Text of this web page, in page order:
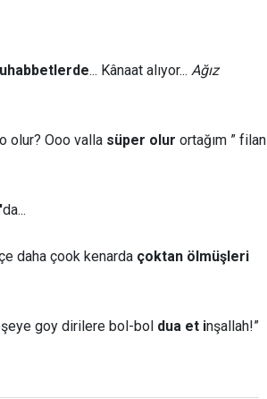
... Kânaat alıyor... Ağız
olur? Ooo valla süper olur ortağım ” filan
da...
daha çook kenarda çoktan ölmüşleri
goy dirilere bol-bol dua et inşallah!”